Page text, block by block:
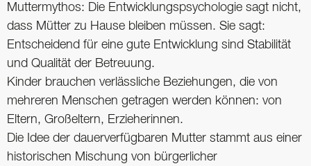
Muttermythos: Die Entwicklungspsychologie sagt nicht,
dass Mütter zu Hause bleiben müssen. Sie sagt:
Entscheidend für eine gute Entwicklung sind Stabilität
und Qualität der Betreuung.
Kinder brauchen verlässliche Beziehungen, die von
mehreren Menschen getragen werden können: von
Eltern, Großeltern, Erzieherinnen.
Die Idee der dauerverfügbaren Mutter stammt aus einer
historischen Mischung von bürgerlicher